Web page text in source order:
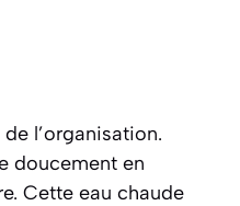
l’organisation.
doucement en
Cette eau chaude